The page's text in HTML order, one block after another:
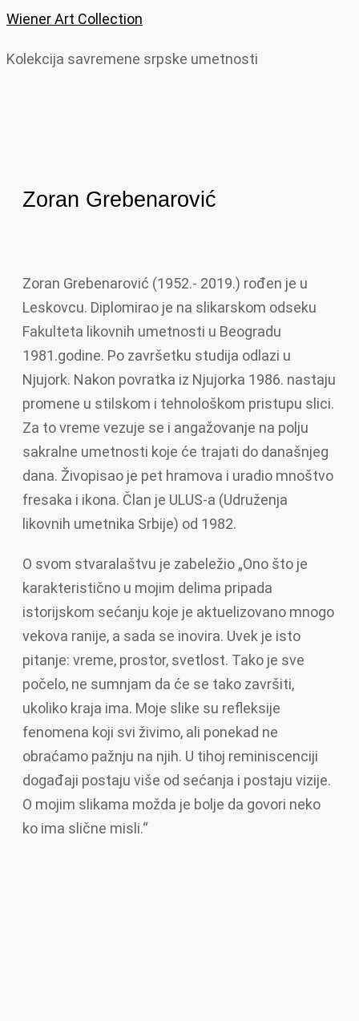
Wiener Art Collection
Kolekcija savremene srpske umetnosti
Zoran Grebenarović
Zoran Grebenarović (1952.- 2019.) rođen je u
Leskovcu. Diplomirao je na slikarskom odseku
Fakulteta likovnih umetnosti u Beogradu
1981.godine. Po završetku studija odlazi u
Njujork. Nakon povratka iz Njujorka 1986. nastaju
promene u stilskom i tehnološkom pristupu slici.
Za to vreme vezuje se i angažovanje na polju
sakralne umetnosti koje će trajati do današnjeg
dana. Živopisao je pet hramova i uradio mnoštvo
fresaka i ikona. Član je ULUS-a (Udruženja
likovnih umetnika Srbije) od 1982.
O svom stvaralaštvu je zabeležio „Ono što je
karakteristično u mojim delima pripada
istorijskom sećanju koje je aktuelizovano mnogo
vekova ranije, a sada se inovira. Uvek je isto
pitanje: vreme, prostor, svetlost. Tako je sve
počelo, ne sumnjam da će se tako završiti,
ukoliko kraja ima. Moje slike su refleksije
fenomena koji svi živimo, ali ponekad ne
obraćamo pažnju na njih. U tihoj reminiscenciji
događaji postaju više od sećanja i postaju vizije.
O mojim slikama možda je bolje da govori neko
ko ima slične misli.“